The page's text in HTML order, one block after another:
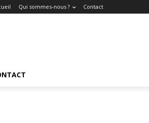
Qui sommes-nous ? Contact